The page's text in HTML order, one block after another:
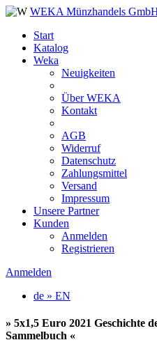
WEKA Münzhandels
Start
Katalog
Weka
Neuigkeiten
Über WEKA
Kontakt
AGB
Widerruf
Datenschutz
Zahlungsmittel
Versand
Impressum
Unsere Partner
Kunden
Anmelden
Registrieren
Anmelden
de » EN
» 5x1,5 Euro 2021 Geschichte
Sammelbuch «